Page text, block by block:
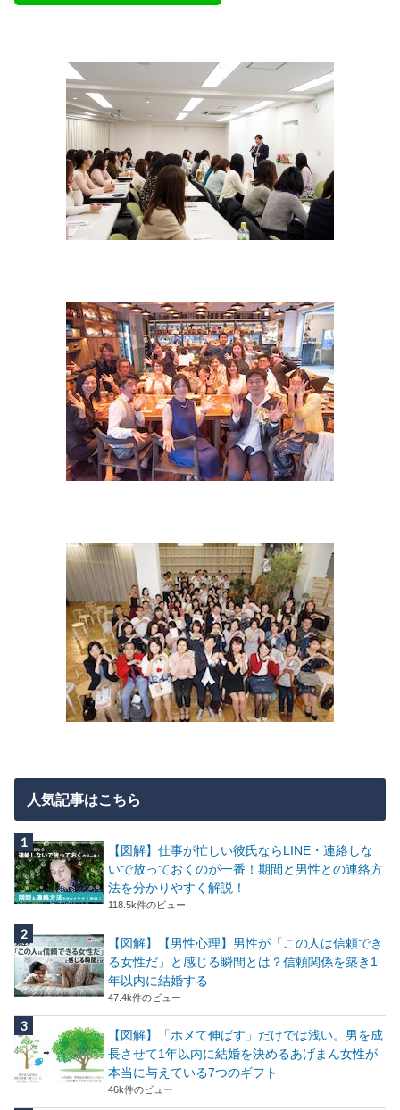
人気記事はこちら
【図解】仕事が忙しい彼氏ならLINE・連絡しな
いで放っておくのが一番！期間と男性との連絡方
法を分かりやすく解説！
118.5k件のビュー
【図解】【男性心理】男性が「この人は信頼でき
る女性だ」と感じる瞬間とは？信頼関係を築き1
年以内に結婚する
47.4k件のビュー
【図解】「ホメて伸ばす」だけでは浅い。男を成
長させて1年以内に結婚を決めるあげまん女性が
本当に与えている7つのギフト
46k件のビュー